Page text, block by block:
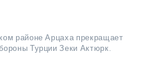
районе Арцаха прекращает
Турции Зеки Актюрк.